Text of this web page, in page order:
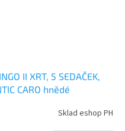
II XRT, 5 SEDAČEK,
CARO hnědé
Sklad eshop PH